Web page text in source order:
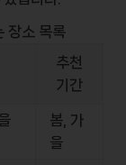
장소 목록
추천
기간
봄, 가
을